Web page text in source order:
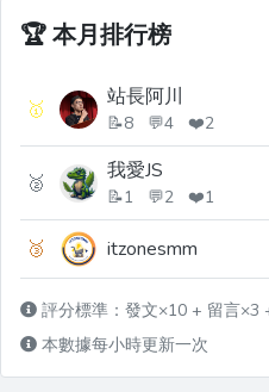
🏆本月排行榜
🥇 站長阿川
📝8 💬4 ❤️2
🥈 我愛JS
📝1 💬2 ❤️1
🥉 itzonesmm
評分標準：發文×10 + 留言
本數據每小時更新一次